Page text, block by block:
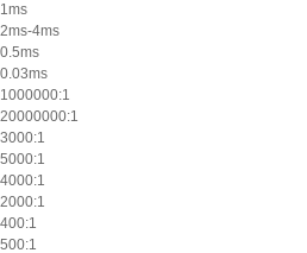
1ms
2ms-4ms
0.5ms
0.03ms
1000000:1
20000000:1
3000:1
5000:1
4000:1
2000:1
400:1
500:1